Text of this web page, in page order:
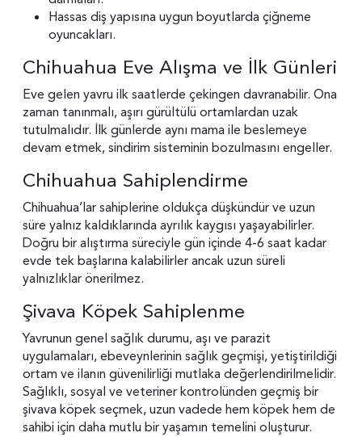
Hassas diş yapısına uygun boyutlarda çiğneme
oyuncakları.
Chihuahua Eve Alışma ve İlk Günleri
Eve gelen yavru ilk saatlerde çekingen davranabilir. Ona
zaman tanınmalı, aşırı gürültülü ortamlardan uzak
tutulmalıdır. İlk günlerde aynı mama ile beslemeye
devam etmek, sindirim sisteminin bozulmasını engeller.
Chihuahua Sahiplendirme
Chihuahua’lar sahiplerine oldukça düşkündür ve uzun
süre yalnız kaldıklarında ayrılık kaygısı yaşayabilirler.
Doğru bir alıştırma süreciyle gün içinde 4-6 saat kadar
evde tek başlarına kalabilirler ancak uzun süreli
yalnızlıklar önerilmez.
Şivava Köpek Sahiplenme
Yavrunun genel sağlık durumu, aşı ve parazit
uygulamaları, ebeveynlerinin sağlık geçmişi, yetiştirildiği
ortam ve ilanın güvenilirliği mutlaka değerlendirilmelidir.
Sağlıklı, sosyal ve veteriner kontrolünden geçmiş bir
şivava köpek seçmek, uzun vadede hem köpek hem de
sahibi için daha mutlu bir yaşamın temelini oluşturur.